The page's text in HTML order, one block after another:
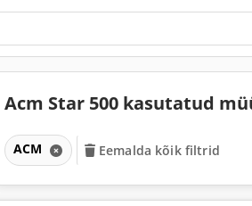
Acm Star 500 kasutatud
ACM Eemalda kõik filtrid